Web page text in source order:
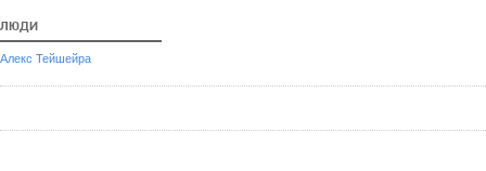
ЛЮДИ
Алекс Тейшейра